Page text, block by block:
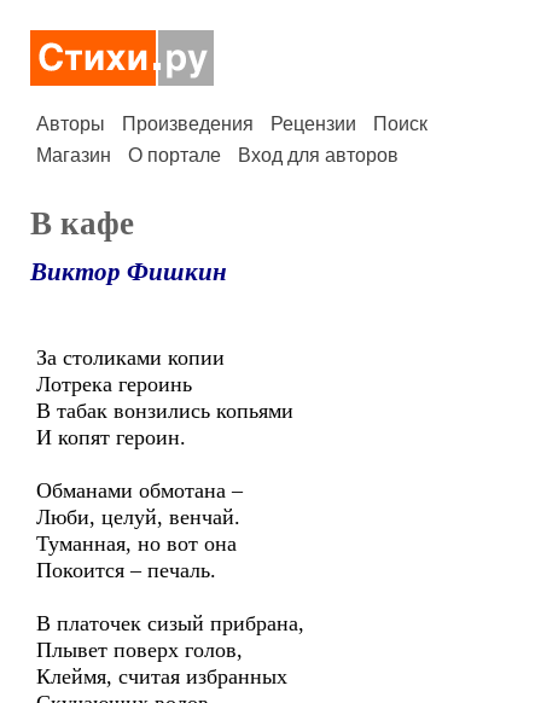
Авторы Произведения Рецензии
Поиск
Магазин
О портале Вход для авторов
В кафе
Виктор Фишкин
За столиками копии
Лотрека героинь
В табак вонзились копьями
И копят героин.
Обманами обмотана –
Люби, целуй, венчай.
Туманная, но вот она
Покоится – печаль.
В платочек сизый прибрана,
Плывет поверх голов,
Клеймя, считая избранных